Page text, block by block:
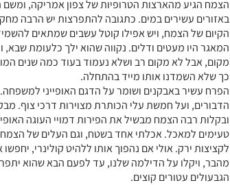
הצמח הגיע מהארצות הטרופיות של צפון אמריקה, ומשם
באזורים עשירים במים. כתגובה להתפרצות יש הרבה
הקיום של הצמח, ויש אפילו קוטל עשבים שמתאים
המאגר היו מעטים ודלים. נקווה שהוא ילך כלעומת שבא,
מקום, אבל לא מקום רב ושלא נעמוד בעוד כמה שנים
כך שלא השמדנו אותו מייד בהתחלה.
הפרח עשיר באבקנים ושומר על הדגם האופייני
הדבורים, ועל חמשת עלי הכותרת מצוירות דרכי צוף.
ובקלות רבה הצמח מבשיל את הפירות דמויי העוגה
טעימים למאכל. אכלתי אחד בשטח, וגם העלים של
לקציצות ירק. אולי אם נהפוך אותו ללהיט קולינרי,
מהבר, ויקלו על הדילמה שלנו, עד לפעם הבא שהוא
הגבעולים עטורים קוצים.